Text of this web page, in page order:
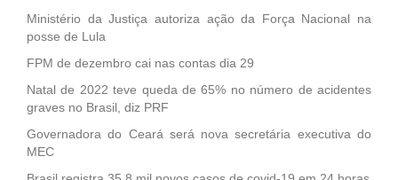
Ministério da Justiça autoriza ação da Força Nacional na
posse de Lula
FPM de dezembro cai nas contas dia 29
Natal de 2022 teve queda de 65% no número de acidentes
graves no Brasil, diz PRF
Governadora do Ceará será nova secretária executiva do
MEC